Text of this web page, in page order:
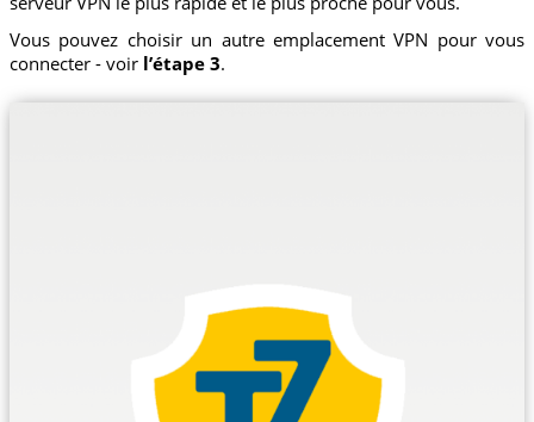
Vous pouvez choisir un autre emplacement VPN pour vous
connecter - voir l’étape 3.